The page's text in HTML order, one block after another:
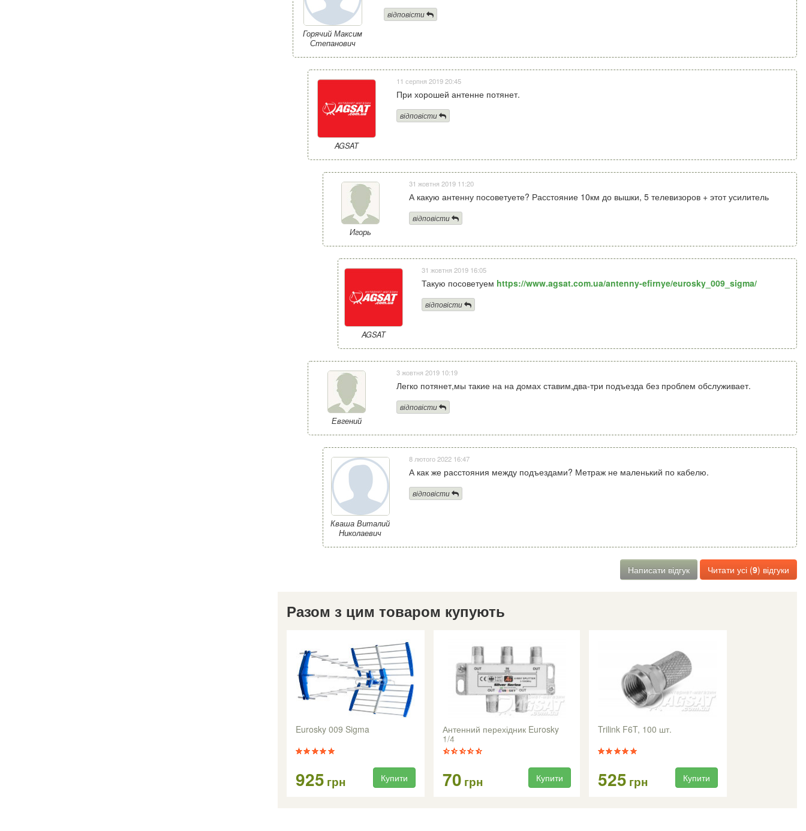
Горячий Максим
Степанович
відповісти
AGSAT
11 серпня 2019 20:45
При хорошей антенне потянет.
відповісти
Игорь
31 жовтня 2019 11:20
А какую антенну посоветуете? Расстояние 10км до вышки, 5 телевизоров + этот усилитель
відповісти
AGSAT
31 жовтня 2019 16:05
Такую посоветуем https://www.agsat.com.ua/antenny-efirnye/eurosky_009_sigma/
відповісти
Евгений
3 жовтня 2019 10:19
Легко потянет,мы такие на на домах ставим,два-три подъезда без проблем обслуживает.
відповісти
Кваша Виталий
Николаевич
8 лютого 2022 16:47
А как же расстояния между подъездами? Метраж не маленький по кабелю.
відповісти
Написати відгук Читати усі (9) відгуки
Разом з цим товаром купують
Eurosky 009 Sigma
925 грн Купити
Антенний перехідник Eurosky
1/4
70 грн Купити
Trilink F6T, 100 шт.
525 грн Купити